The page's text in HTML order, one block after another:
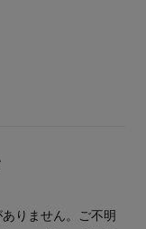
りません。ご不明